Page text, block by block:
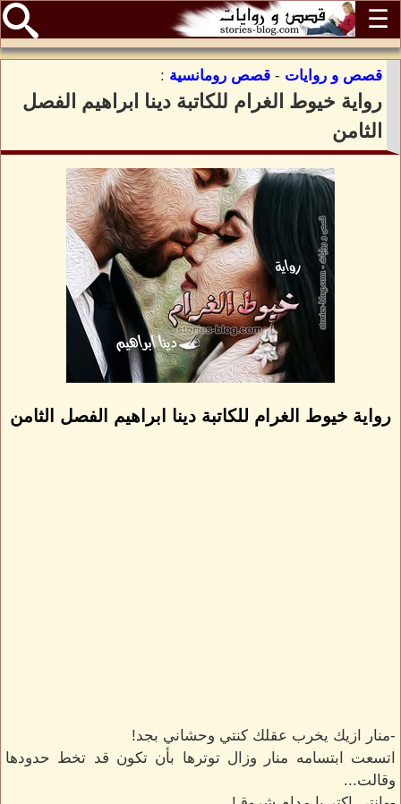
☰
قصص و روايات - قصص رومانسية :
رواية خيوط الغرام للكاتبة دينا ابراهيم الفصل
الثامن
رواية خيوط الغرام للكاتبة دينا ابراهيم الفصل الثامن
-منار ازيك يخرب عقلك كنتي وحشاني بجد!
اتسعت ابتسامه منار وزال توترها بأن تكون قد تخط حدودها
وقالت...